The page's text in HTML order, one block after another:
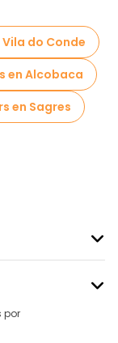
do Conde
en Alcobaca
en Sagres
por